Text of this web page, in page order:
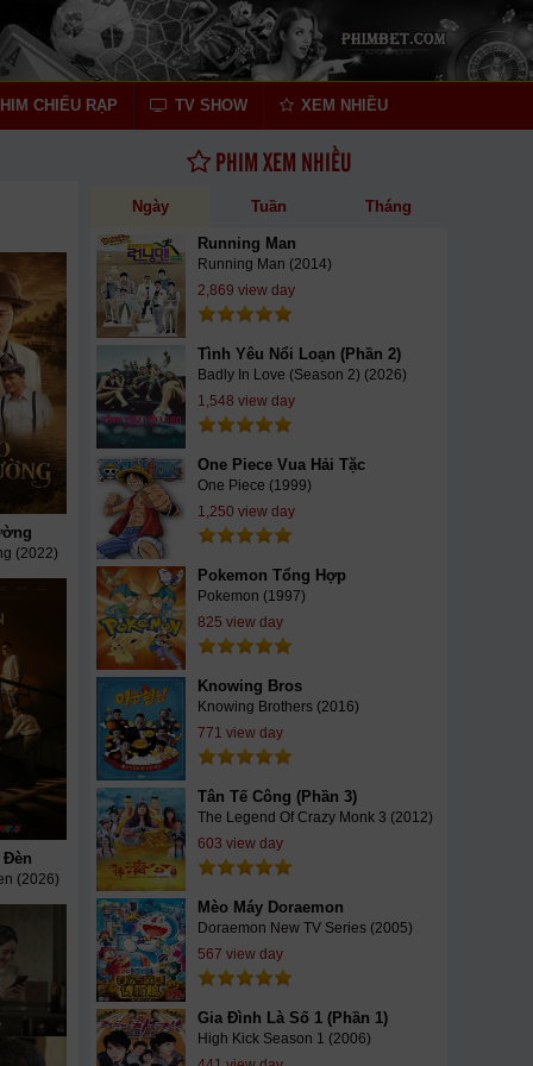
CHIẾU RẠP TV SHOW XEM NHIỀU
(2022)
(2026)
PHIM XEM NHIỀU
Ngày Tuần Tháng
Running Man
Running Man (2014)
2,869 view day
Tình Yêu Nổi Loạn (Phần 2)
Badly In Love (Season 2) (2026)
1,548 view day
One Piece Vua Hải Tặc
One Piece (1999)
1,250 view day
Pokemon Tổng Hợp
Pokemon (1997)
825 view day
Knowing Bros
Knowing Brothers (2016)
771 view day
Tân Tế Công (Phần 3)
The Legend Of Crazy Monk 3 (2012)
603 view day
Mèo Máy Doraemon
Doraemon New TV Series (2005)
567 view day
Gia Đình Là Số 1 (Phần 1)
High Kick Season 1 (2006)